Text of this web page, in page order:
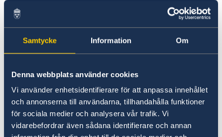
Samtycke Information Om
Denna webbplats använder cookies
Vi använder enhetsidentifierare för att anpassa innehållet
och annonserna till användarna, tillhandahålla funktioner
för sociala medier och analysera vår trafik. Vi
vidarebefordrar även sådana identifierare och annan
Ambassadens adress och öppettider, se
Kontakt
Svenska medborgare som befinner sig i nöd i
nå Sveriges ambassad på telefonnummer +55
61 99890 4716.
UD:s konsulära nödjour kan nås dygnet runt på
direktnummer: +46 8 405 50 05.